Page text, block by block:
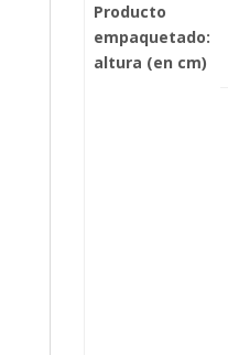
Producto
empaquetado:
altura (en cm)